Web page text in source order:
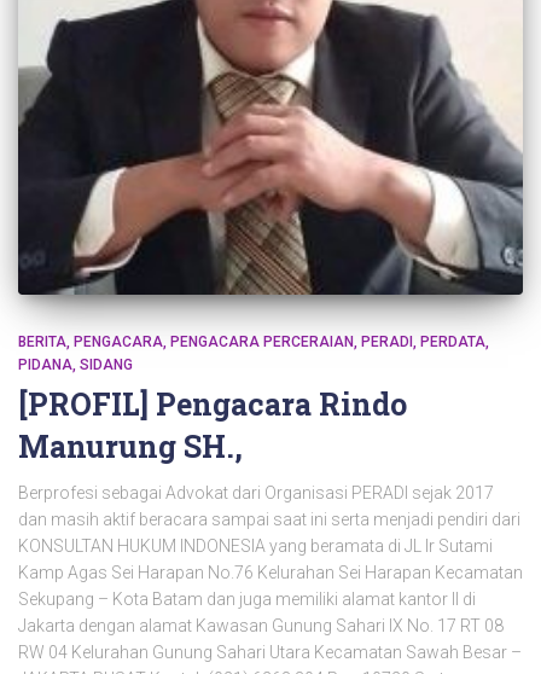
BERITA PENGACARA PENGACARA PERCERAIAN PERADI PERDATA
PIDANA SIDANG
[PROFIL] Pengacara Rindo
Manurung SH.,
Berprofesi sebagai Advokat dari Organisasi PERADI sejak 2017
dan masih aktif beracara sampai saat ini serta menjadi pendiri dari
KONSULTAN HUKUM INDONESIA yang beramata di JL Ir Sutami
Kamp Agas Sei Harapan No.76 Kelurahan Sei Harapan Kecamatan
Sekupang – Kota Batam dan juga memiliki alamat kantor II di
Jakarta dengan alamat Kawasan Gunung Sahari IX No. 17 RT 08
RW 04 Kelurahan Gunung Sahari Utara Kecamatan Sawah Besar –